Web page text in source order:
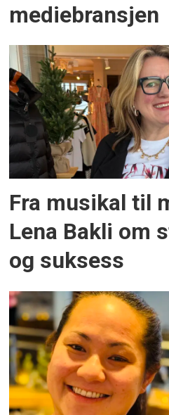
mediebransjen
Fra musikal til
Lena Bakli om
og suksess